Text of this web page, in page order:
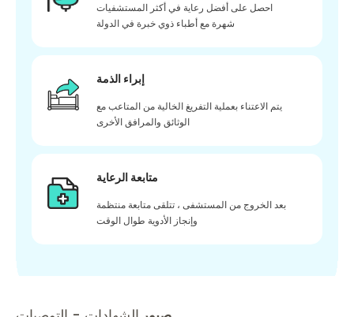
احصل على أفضل رعاية في أكثر المستشفيات
شهرة مع أطباء ذوي خبرة في الدولة
إبراء الذمة
يتم الاعتناء بعملية التفريغ الخالية من المتاعب مع
الوثائق والمرافق الأخرى
متابعة الرعاية
بعد الخروج من المستشفى ، تتلقى متابعة منتظمة
وإنجاز الأدوية طوال الوقت